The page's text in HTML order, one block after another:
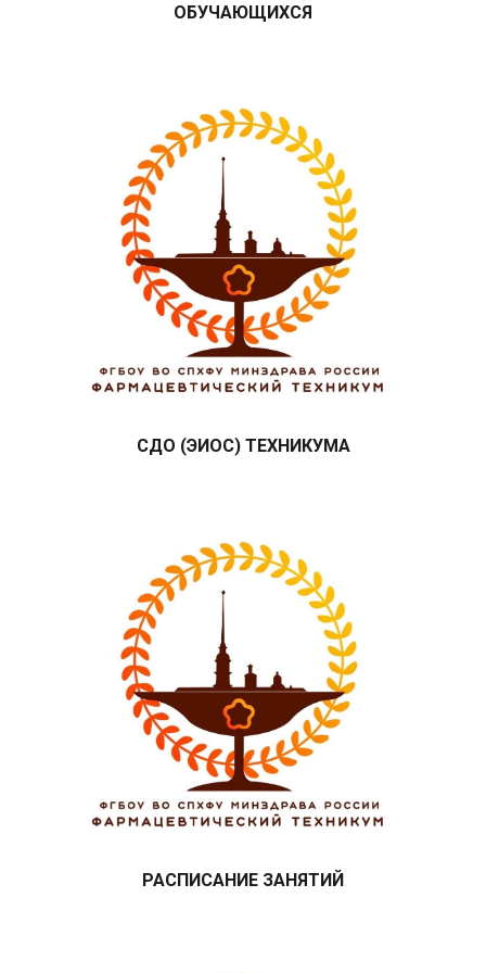
ОБУЧАЮЩИХСЯ
СДО (ЭИОС) ТЕХНИКУМА
РАСПИСАНИЕ ЗАНЯТИЙ